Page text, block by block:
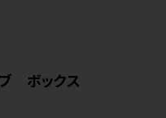
ブ ボックス